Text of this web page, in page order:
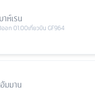
ห์เรน
ออก01.00เที่ยวบิน GF964
มมาน